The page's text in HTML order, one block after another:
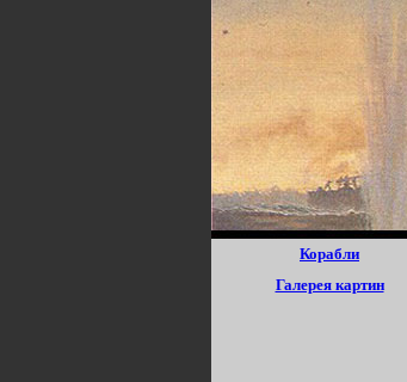
Корабли
Галерея картин